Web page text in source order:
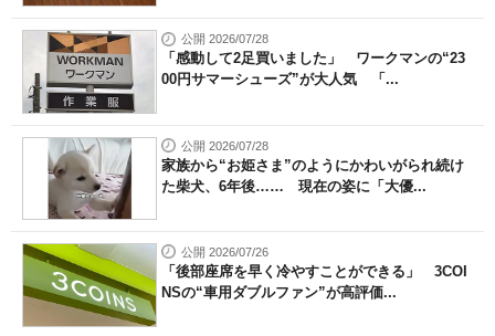
公開 2026/07/28
「感動して2足買いました」 ワークマンの“23
00円サマーシューズ”が大人気 「...
公開 2026/07/28
家族から“お姫さま”のようにかわいがられ続け
た柴犬、6年後…… 現在の姿に「大優...
公開 2026/07/26
「後部座席を早く冷やすことができる」 3COI
NSの“車用ダブルファン”が高評価...